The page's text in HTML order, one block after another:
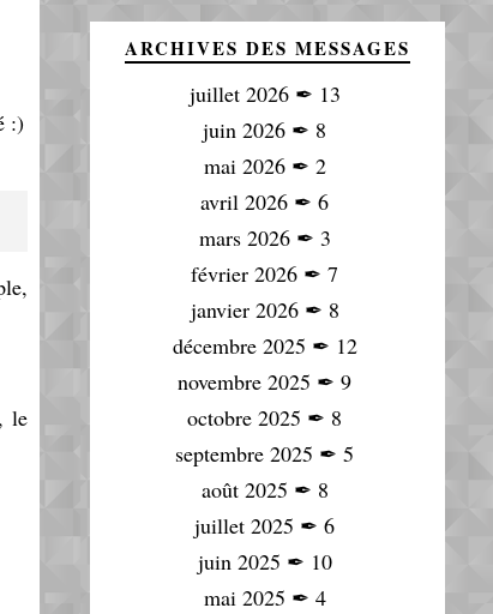
:)
le
ARCHIVES DES MESSAGES
juillet 2026✒ 13
juin 2026 ✒ 8
mai 2026✒ 2
avril 2026 ✒ 6
mars 2026✒ 3
février 2026 ✒ 7
janvier 2026✒ 8
décembre 2025 ✒ 12
novembre 2025 ✒ 9
octobre 2025 ✒ 8
septembre 2025 ✒ 5
août 2025 ✒ 8
juillet 2025 ✒ 6
juin 2025 ✒ 10
mai 2025 ✒ 4